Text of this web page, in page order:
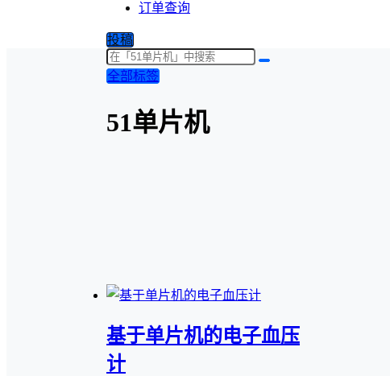
订单查询
投稿
全部标签
51单片机
基于单片机的电子血压
计